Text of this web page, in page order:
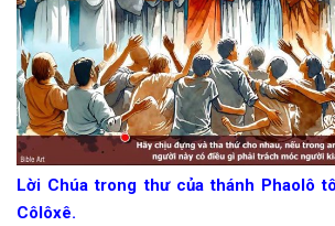
Lời Chúa trong thư của thánh Phaolô
Côlôxê.